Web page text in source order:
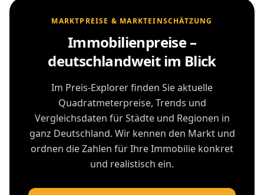
MARKTPREISE & MARKTEINSCHÄTZUNG
Immobilienpreise –
deutschlandweit im Blick
Im Preis-Explorer finden Sie aktuelle
Quadratmeterpreise, Trends und
Vergleichsdaten für Städte und Regionen in
ganz Deutschland. Wir kennen den Markt und
ordnen die Zahlen für Ihre Immobilie konkret
und realistisch ein.